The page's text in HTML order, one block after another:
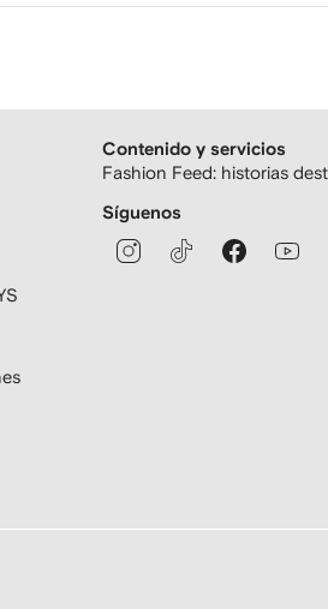
Contenido y servicios
Fashion Feed: historias
Síguenos